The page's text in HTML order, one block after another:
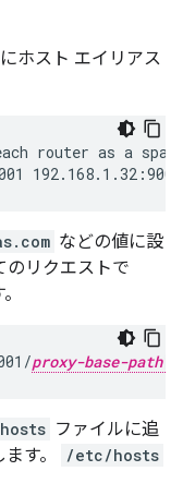
ホスト エイリアス
などの値に設
のリクエストで
proxy-base-path
ファイルに追
す。
/etc/hosts